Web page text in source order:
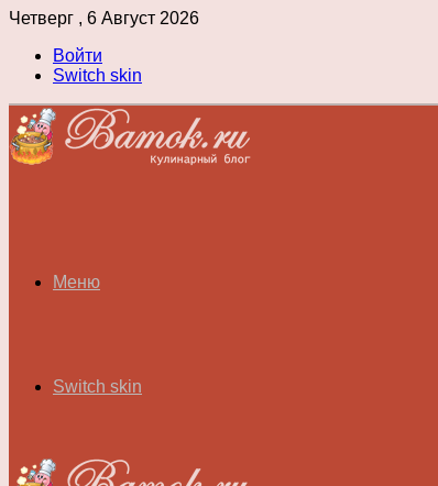
Четверг , 6 Август 2026
Войти
Switch skin
Меню
Switch skin